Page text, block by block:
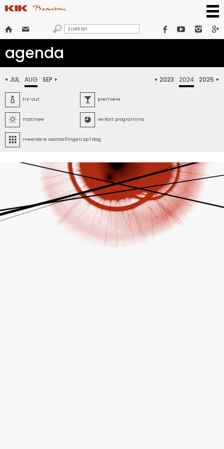
      
agenda
 JUL AUG SEP   2023 2024 2025 
 try-out  première
 matinee  verkort programma
 meerdere voorstellingen op 1 dag